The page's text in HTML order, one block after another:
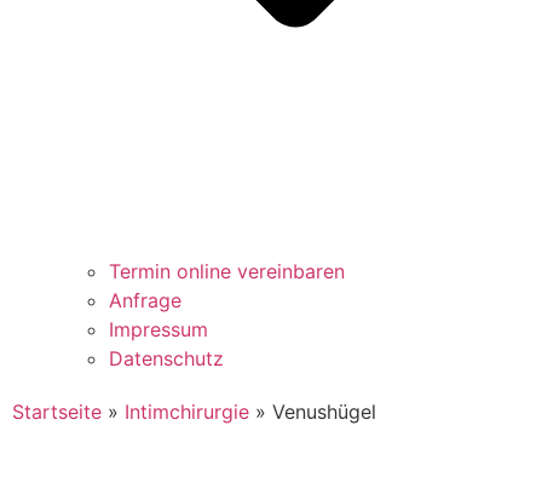
Termin online vereinbaren
Anfrage
Impressum
Datenschutz
Startseite » Intimchirurgie » Venushügel